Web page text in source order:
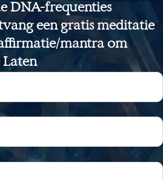
DNA-frequenties
een gratis meditatie
mantra om
Laten